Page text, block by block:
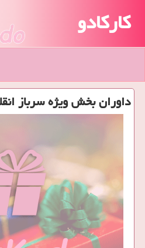
کارکادو
داوران بخش ویژه سرباز